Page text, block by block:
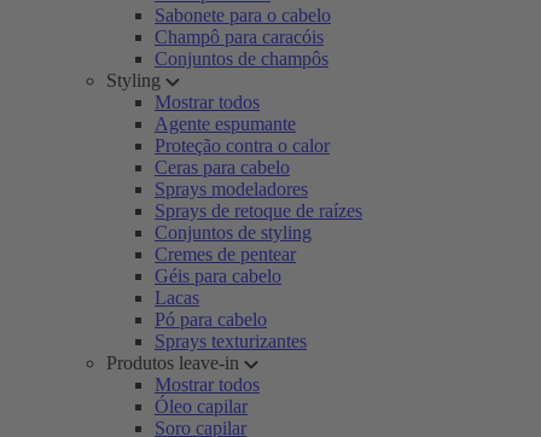
Sabonete para o cabelo
Champô para caracóis
Conjuntos de champôs
Styling
Mostrar todos
Agente espumante
Proteção contra o calor
Ceras para cabelo
Sprays modeladores
Sprays de retoque de raízes
Conjuntos de styling
Cremes de pentear
Géis para cabelo
Lacas
Pó para cabelo
Sprays texturizantes
Produtos leave-in
Mostrar todos
Óleo capilar
Soro capilar